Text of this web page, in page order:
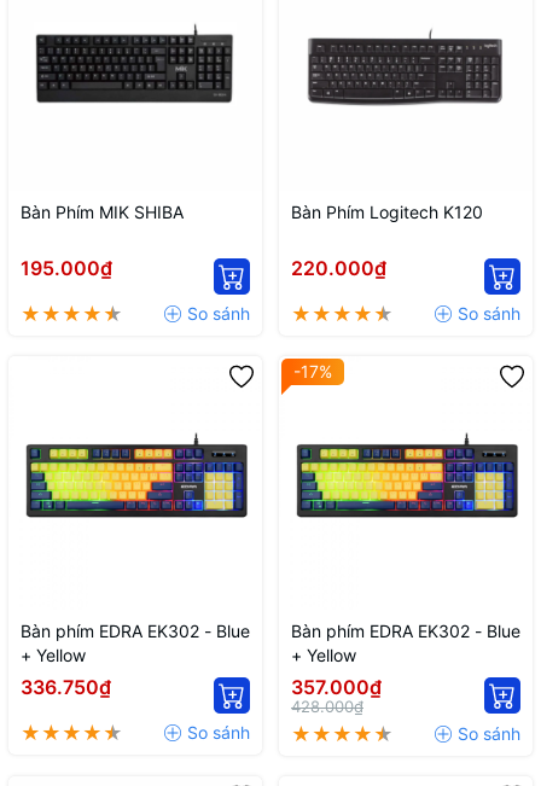
Bàn Phím MIK SHIBA
195.000₫
Bàn Phím Logitech K120
220.000₫
Bàn phím EDRA EK302 - Blue
+ Yellow
336.750₫
-17%
Bàn phím EDRA EK302 - Blue
+ Yellow
357.000₫
428.000₫